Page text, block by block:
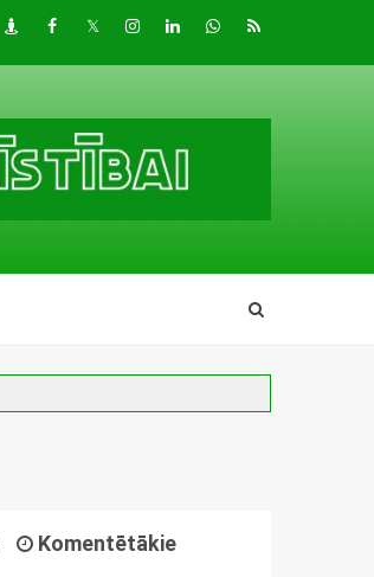
DraugiemFacebook
TwitterInstagram
LinkedInwhatsapp
RSS
Komentētākie